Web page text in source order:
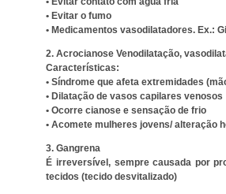
• Evitar o fumo
• Medicamentos vasodilatadores. Ex.:
2. Acrocianose Venodilatação,
Características:
• Síndrome que afeta extremidades
• Dilatação de vasos capilares venosos
• Ocorre cianose e sensação de frio
• Acomete mulheres jovens/ alteração
3. Gangrena
É irreversível, sempre causada por
tecidos (tecido desvitalizado)